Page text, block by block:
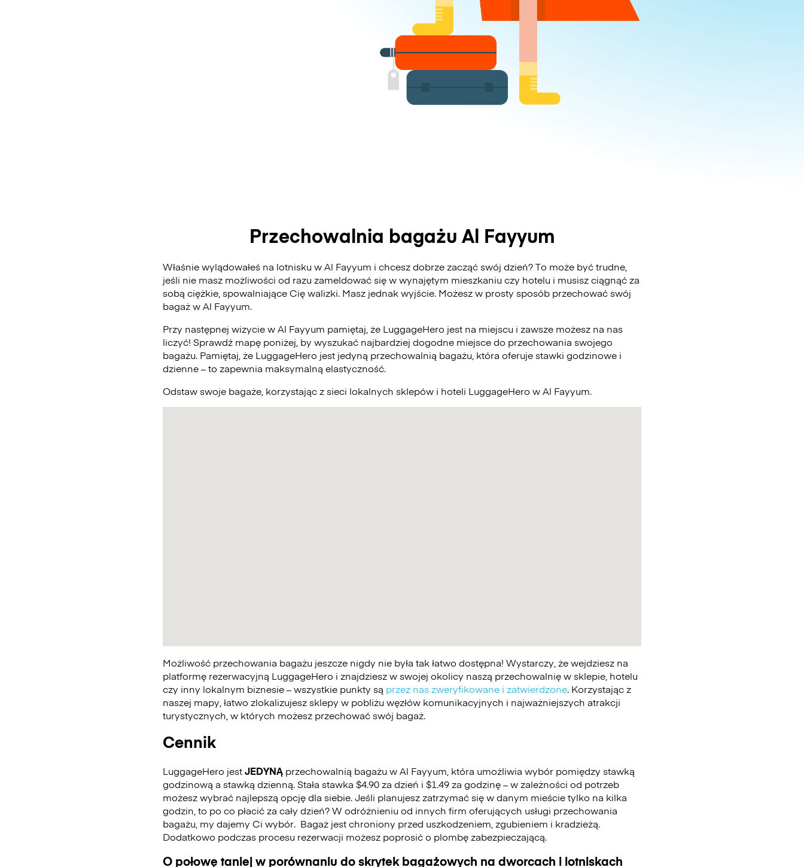
Przechowalnia bagażu Al Fayyum
Właśnie wylądowałeś na lotnisku w Al Fayyum i chcesz dobrze zacząć swój dzień? To może być trudne,
jeśli nie masz możliwości od razu zameldować się w wynajętym mieszkaniu czy hotelu i musisz ciągnąć za
sobą ciężkie, spowalniające Cię walizki. Masz jednak wyjście. Możesz w prosty sposób przechować swój
bagaż w Al Fayyum.
Przy następnej wizycie w Al Fayyum pamiętaj, że LuggageHero jest na miejscu i zawsze możesz na nas
liczyć! Sprawdź mapę poniżej, by wyszukać najbardziej dogodne miejsce do przechowania swojego
bagażu. Pamiętaj, że LuggageHero jest jedyną przechowalnią bagażu, która oferuje stawki godzinowe i
dzienne – to zapewnia maksymalną elastyczność.
Odstaw swoje bagaże, korzystając z sieci lokalnych sklepów i hoteli LuggageHero w Al Fayyum.
Możliwość przechowania bagażu jeszcze nigdy nie była tak łatwo dostępna! Wystarczy, że wejdziesz na
platformę rezerwacyjną LuggageHero i znajdziesz w swojej okolicy naszą przechowalnię w sklepie, hotelu
czy inny lokalnym biznesie – wszystkie punkty są przez nas zweryfikowane i zatwierdzone. Korzystając z
naszej mapy, łatwo zlokalizujesz sklepy w pobliżu węzłów komunikacyjnych i najważniejszych atrakcji
turystycznych, w których możesz przechować swój bagaż.
Cennik
LuggageHero jestJEDYNĄ przechowalnią bagażu w Al Fayyum, która umożliwia wybór pomiędzy stawką
godzinową a stawką dzienną. Stała stawka $4.90 za dzień i $1.49 za godzinę – w zależności od potrzeb
możesz wybrać najlepszą opcję dla siebie. Jeśli planujesz zatrzymać się w danym mieście tylko na kilka
godzin, to po co płacić za cały dzień? W odróżnieniu od innych firm oferujących usługi przechowania
bagażu, my dajemy Ci wybór. Bagaż jest chroniony przed uszkodzeniem, zgubieniem i kradzieżą.
Dodatkowo podczas procesu rezerwacji możesz poprosić o plombę zabezpieczającą.
O połowę taniej w porównaniu do skrytek bagażowych na dworcach i lotniskach